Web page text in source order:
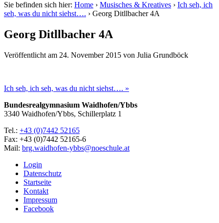
Sie befinden sich hier: Home › Musisches & Kreatives › Ich seh, ich
seh, was du nicht siehst…. › Georg Ditllbacher 4A
Georg Ditllbacher 4A
Veröffentlicht am 24. November 2015 von Julia Grundböck
Ich seh, ich seh, was du nicht siehst…. »
Bundesrealgymnasium Waidhofen/Ybbs
3340 Waidhofen/Ybbs, Schillerplatz 1
Tel.: +43 (0)7442 52165
Fax: +43 (0)7442 52165-6
Mail: brg.waidhofen-ybbs@noeschule.at
Login
Datenschutz
Startseite
Kontakt
Impressum
Facebook